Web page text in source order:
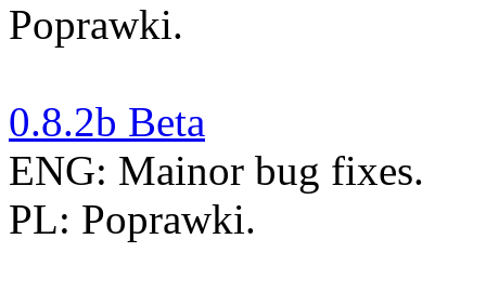
Poprawki.
0.8.2b Beta
ENG: Mainor bug fixes.
PL: Poprawki.